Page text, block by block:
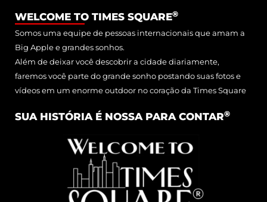
WELCOME TO TIMES SQUARE®
Somos uma equipe de pessoas internacionais que amam a
Big Apple e grandes sonhos.
Além de deixar você descobrir a cidade diariamente,
faremos você parte do grande sonho postando suas fotos e
vídeos em um enorme outdoor no coração da Times Square
SUA HISTÓRIA É NOSSA PARA CONTAR®